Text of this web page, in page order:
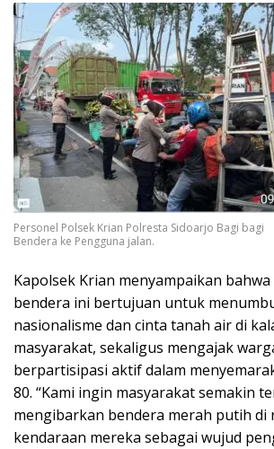
Personel Polsek Krian Polresta Sidoarjo Bagi bagi
Bendera ke Pengguna jalan.
Kapolsek Krian menyampaikan
bendera ini bertujuan untuk
nasionalisme dan cinta tanah air di
masyarakat, sekaligus mengajak
berpartisipasi aktif dalam
80. “Kami ingin masyarakat semakin
mengibarkan bendera merah putih di
kendaraan mereka sebagai wujud